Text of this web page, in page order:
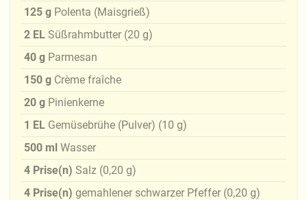
125 g Polenta (Maisgrieß)
2 EL Süßrahmbutter (20 g)
40 g Parmesan
150 g Crème fraîche
20 g Pinienkerne
1 EL Gemüsebrühe (Pulver) (10 g)
500 ml Wasser
4 Prise(n) Salz (0,20 g)
4 Prise(n) gemahlener schwarzer Pfeffer (0,20 g)